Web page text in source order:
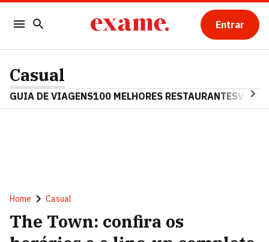
Entrar
Casual
GUIA DE VIAGENS100 MELHORES RESTAURANTES
Home Casual
The Town: confira os